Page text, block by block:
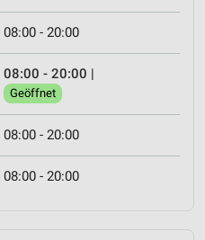
08:00 - 20:00
08:00 - 20:00 |
Geöffnet
08:00 - 20:00
08:00 - 20:00